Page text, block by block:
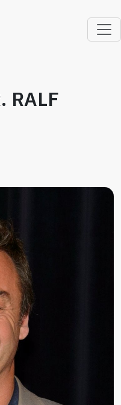
RALF